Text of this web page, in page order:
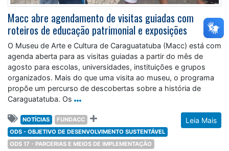
Macc abre agendamento de visitas guiadas com
roteiros de educação patrimonial e exposições
O Museu de Arte e Cultura de Caraguatatuba (Macc) está com
agenda aberta para as visitas guiadas a partir do mês de
agosto para escolas, universidades, instituições e grupos
organizados. Mais do que uma visita ao museu, o programa
propõe um percurso de descobertas sobre a história de
Caraguatatuba. Os
Leia Mais
NOTÍCIAS
FUNDACC
ODS - OBJETIVO DE DESENVOLVIMENTO SUSTENTÁVEL
ODS 17 - PARCERIAS E MEIOS DE IMPLEMENTAÇÃO